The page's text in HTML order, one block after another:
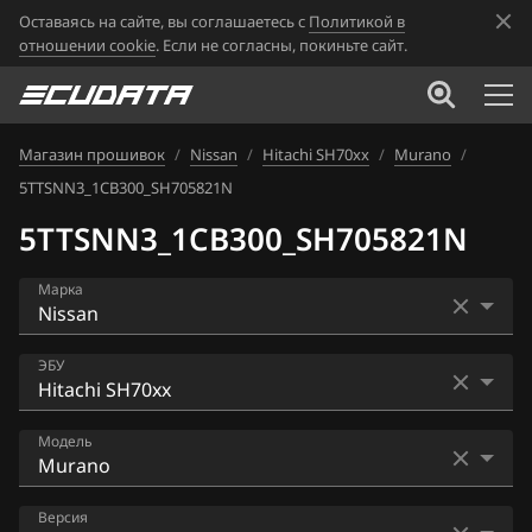
Оставаясь на сайте, вы соглашаетесь с Политикой в
отношении cookie. Если не согласны, покиньте сайт.
Магазин прошивок / Nissan / Hitachi SH70xx / Murano /
5TTSNN3_1CB300_SH705821N
5TTSNN3_1CB300_SH705821N
Марка
Acura
Alfa Romeo
ATLAS
ЭБУ
Bosch EDC16CP33
Bosch EDC17C84
Модель
AD
Версия